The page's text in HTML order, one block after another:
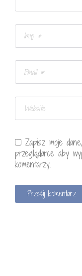
Zapisz moje
przeglądarce aby
komentarzy.